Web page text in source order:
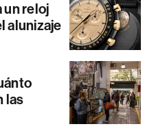
un reloj
alunizaje
las